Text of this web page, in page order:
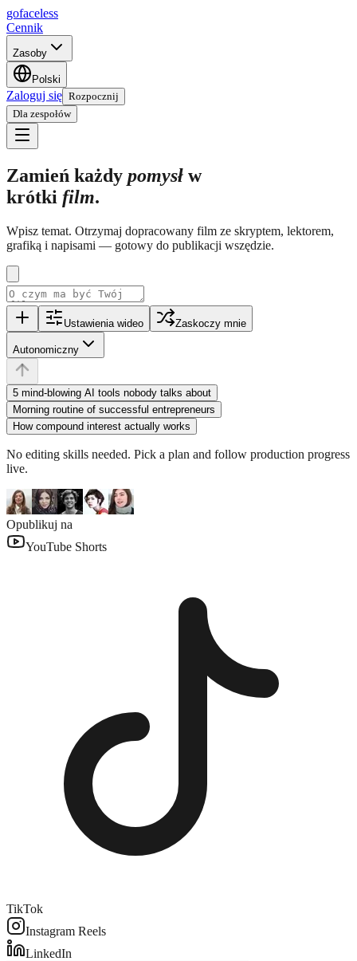
gofaceless
Cennik
Zasoby
Polski
Zaloguj się Rozpocznij
Dla zespołów
Zamień każdy pomysł w
krótki film.
Wpisz temat. Otrzymaj dopracowany film ze skryptem, lektorem,
grafiką i napisami — gotowy do publikacji wszędzie.
Ustawienia wideo Zaskoczy mnie
Autonomiczny
5 mind-blowing AI tools nobody talks about
Morning routine of successful entrepreneurs
How compound interest actually works
No editing skills needed. Pick a plan and follow production progress
live.
Opublikuj na
YouTube Shorts
TikTok
Instagram Reels
LinkedIn